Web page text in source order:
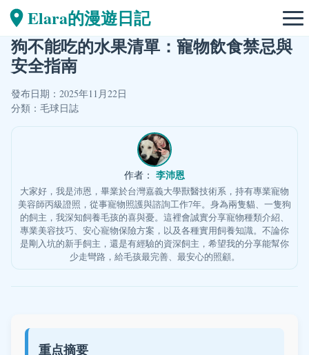
Elara的漫遊日記
狗不能吃的水果清單：寵物飲食禁忌與
安全指南
發布日期：2025年11月22日
分類： 毛球日誌
作者： 李沛恩
大家好，我是沛恩，畢業於台灣嘉義大學獸醫技術系，持有專業寵物
美容師丙級證照，從事寵物照護與諮詢工作7年。身為兩隻貓、一隻狗
的飼主，我深知飼養毛孩的喜與憂。這裡會誠實分享寵物種類介紹、
專業美容技巧、安心寵物保險方案，以及各種實用飼養知識。不論你
是剛入坑的新手飼主，還是有經驗的資深飼主，希望我的分享能幫你
少走彎路，給毛孩最完善、最安心的照顧。
重点摘要